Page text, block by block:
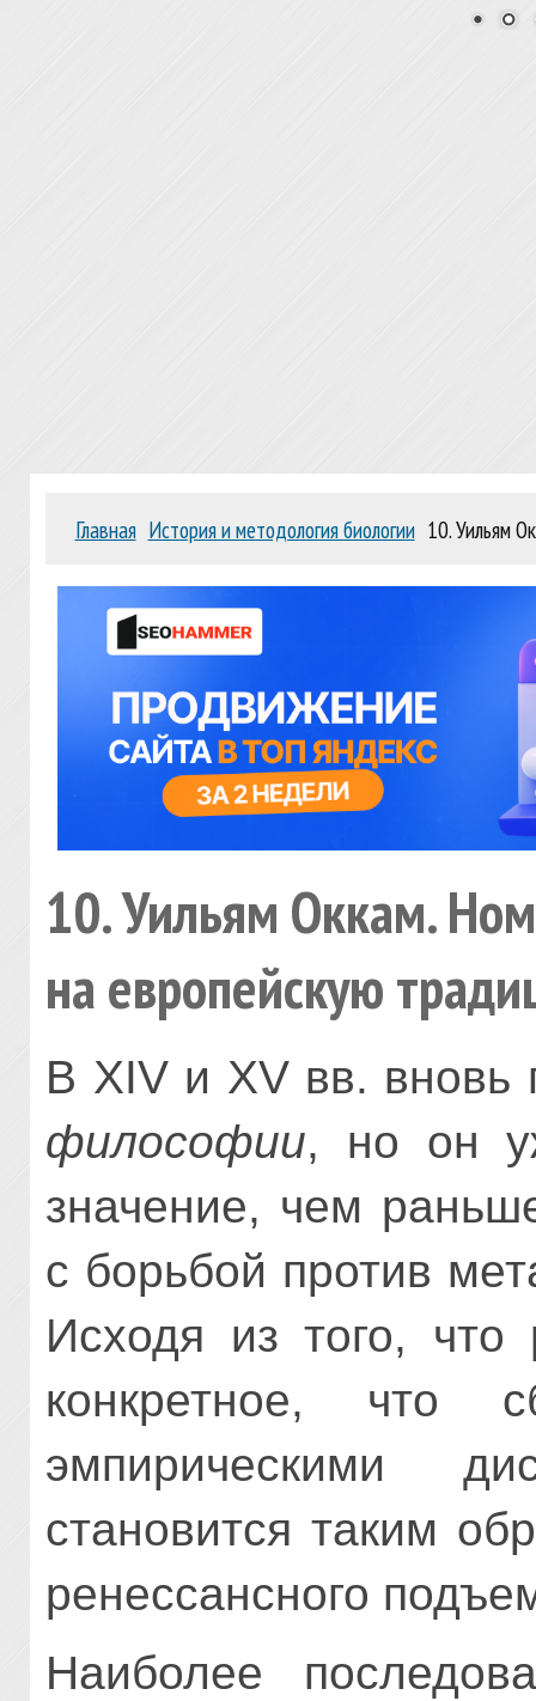
Главная История и методология биологии 10. Уильям
10. Уильям Оккам.
на европейскую
В XIV и XV вв. вновь
философии, но он
значение, чем
с борьбой против
Исходя из того,
конкретное, что
эмпирическими
становится таким
ренессансного
Наиболее